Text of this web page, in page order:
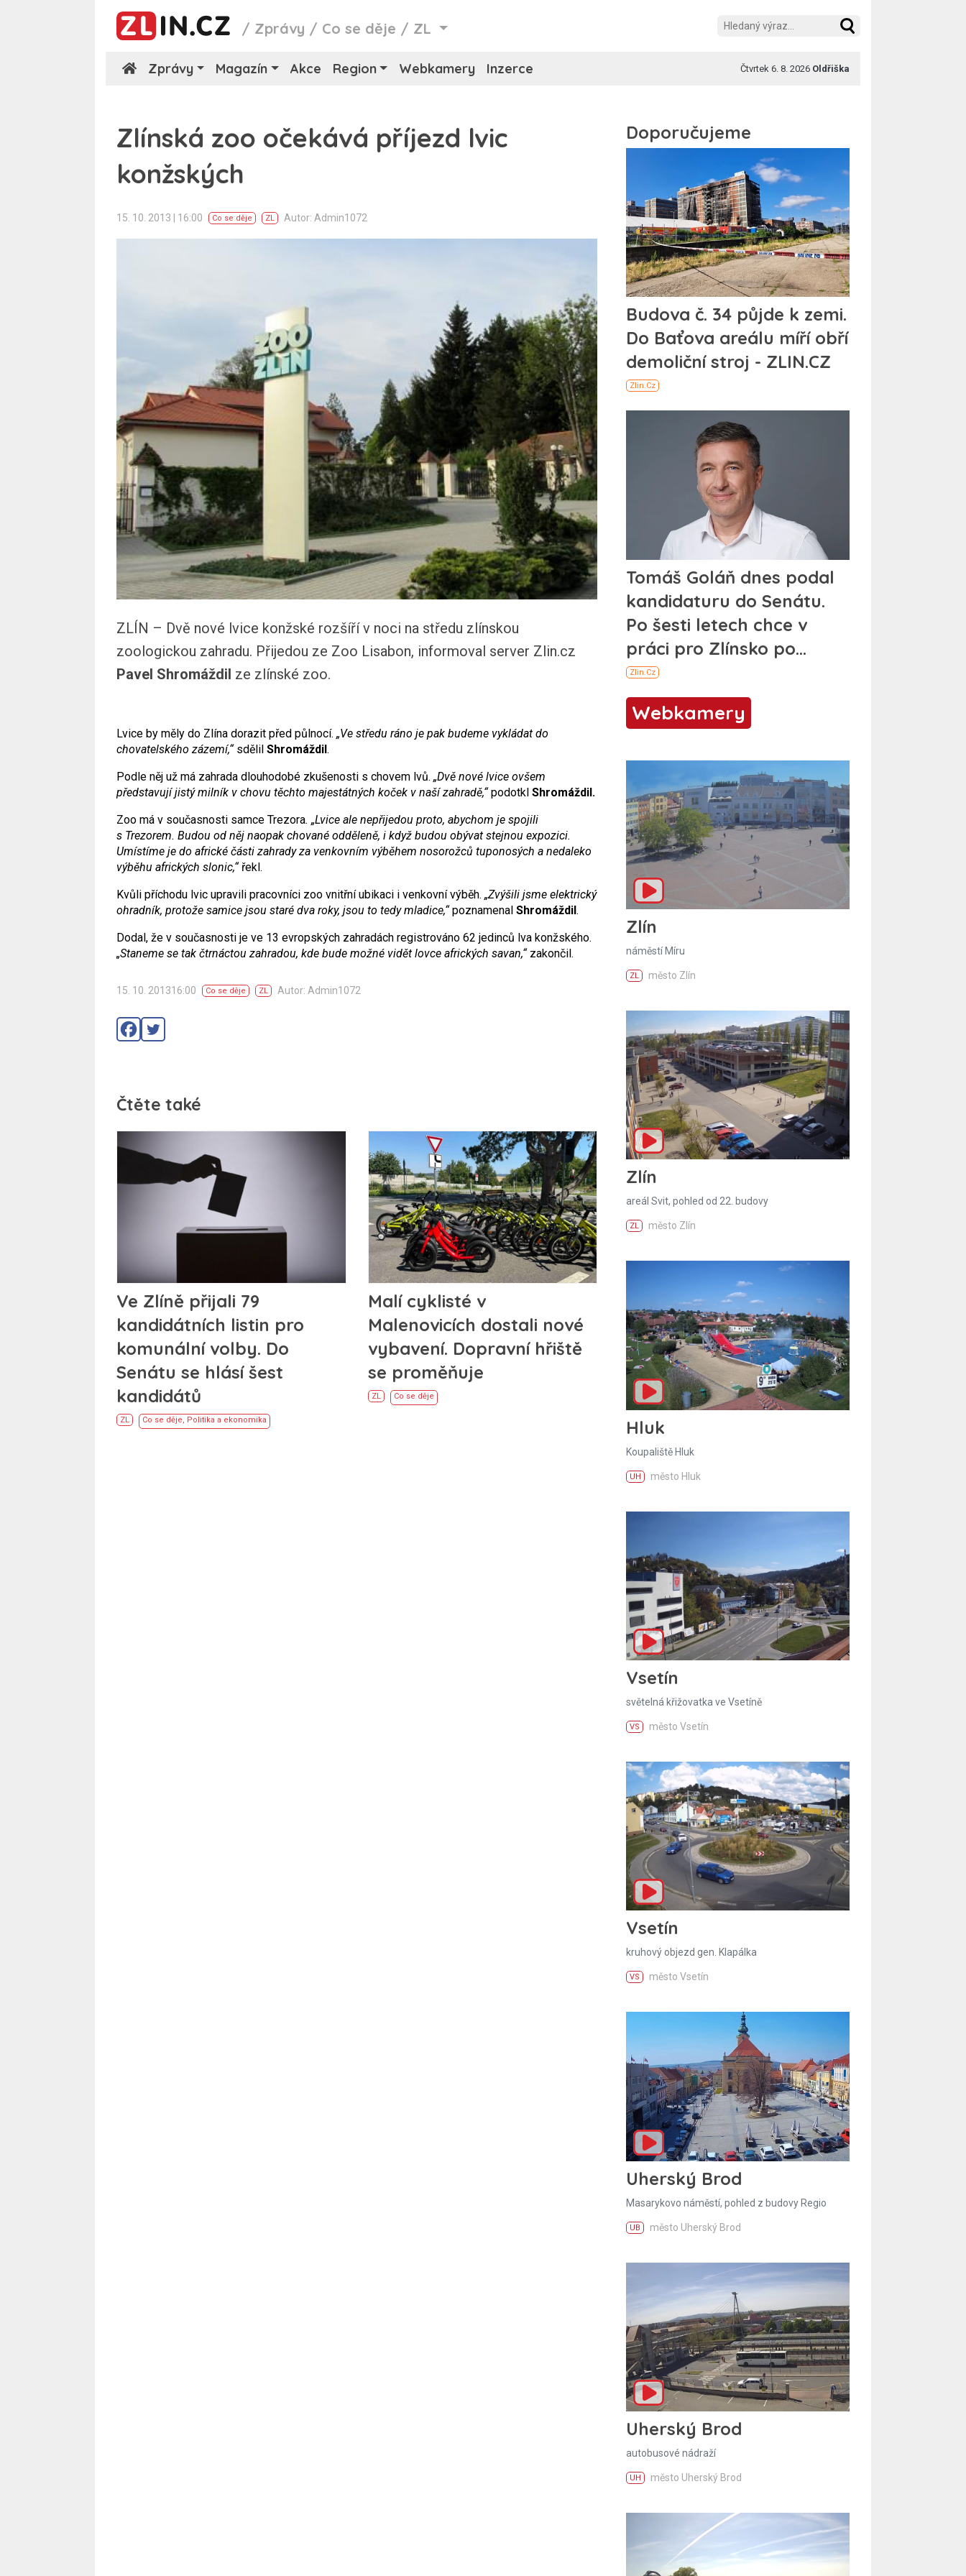
/ Zprávy / Co se děje / ZL
Zprávy Magazín Akce Region Webkamery Inzerce Čtvrtek 6. 8. 2026 Oldřiška
Zlínská zoo očekává příjezd lvic
konžských
15. 10. 2013 | 16:00 Co se děje ZL Autor: Admin1072
ZLÍN – Dvě nové lvice konžské rozšíří v noci na středu zlínskou
zoologickou zahradu. Přijedou ze Zoo Lisabon, informoval server Zlin.cz
Pavel Shromáždil ze zlínské zoo.
Lvice by měly do Zlína dorazit před půlnocí. „Ve středu ráno je pak budeme vykládat do
chovatelského zázemí,“sdělil Shromáždil.
Podle něj už má zahrada dlouhodobé zkušenosti s chovem lvů. „Dvě nové lvice ovšem
představují jistý milník v chovu těchto majestátných koček v naší zahradě,“podotkl Shromáždil.
Zoo má v současnosti samce Trezora. „Lvice ale nepřijedou proto, abychom je spojili
s Trezorem. Budou od něj naopak chované odděleně, i když budou obývat stejnou expozici.
Umístíme je do africké části zahrady za venkovním výběhem nosorožců tuponosých a nedaleko
výběhu afrických slonic,“řekl.
Kvůli příchodu lvic upravili pracovníci zoo vnitřní ubikaci i venkovní výběh. „Zvýšili jsme elektrický
ohradník, protože samice jsou staré dva roky, jsou to tedy mladice,“poznamenal Shromáždil.
Dodal, že v současnosti je ve 13 evropských zahradách registrováno 62 jedinců lva konžského.
„Staneme se tak čtrnáctou zahradou, kde bude možné vidět lovce afrických savan,“zakončil.
15. 10. 201316:00 Co se děje ZL Autor: Admin1072
Čtěte také
Ve Zlíně přijali 79
kandidátních listin pro
komunální volby. Do
Senátu se hlásí šest
kandidátů
ZL Co se děje, Politika a ekonomika
Malí cyklisté v
Malenovicích dostali nové
vybavení. Dopravní hřiště
se proměňuje
ZL Co se děje
Webkamery
Zlín
náměstí Míru
ZL město Zlín
Zlín
areál Svit, pohled od 22. budovy
ZL město Zlín
Hluk
Koupaliště Hluk
UH město Hluk
Vsetín
světelná křižovatka ve Vsetíně
VS město Vsetín
Vsetín
kruhový objezd gen. Klapálka
VS město Vsetín
Uherský Brod
Masarykovo náměstí, pohled z budovy Regio
UB město Uherský Brod
Uherský Brod
autobusové nádraží
UH město Uherský Brod